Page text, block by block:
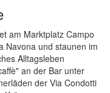
am Marktplatz Campo
Navona und staunen im
Alltagsleben
an der Bar unter
der Via Condotti